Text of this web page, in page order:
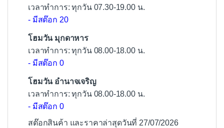
เวลาทำการ: ทุกวัน 07.30-19.00 น.
- มีสต๊อก 20
โฮมวัน มุกดาหาร
เวลาทำการ: ทุกวัน 08.00-18.00 น.
- มีสต๊อก 0
โฮมวัน อำนาจเจริญ
เวลาทำการ: ทุกวัน 08.00-18.00 น.
- มีสต๊อก 0
สต๊อกสินค้า และราคาล่าสุดวันที่ 27/07/2026